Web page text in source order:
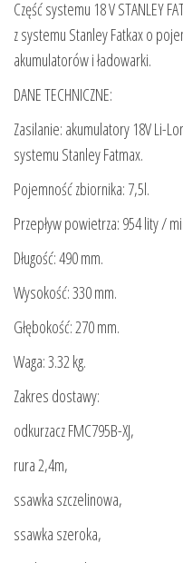
Część systemu 18 V STANLEY
z systemu Stanley Fatkax o
akumulatorów i ładowarki.
DANE TECHNICZNE:
Zasilanie: akumulatory 18V Li-
systemu Stanley Fatmax.
Pojemność zbiornika: 7,5l.
Przepływ powietrza: 954 lity /
Długość: 490 mm.
Wysokość: 330 mm.
Głębokość: 270 mm.
Waga: 3.32 kg.
Zakres dostawy:
odkurzacz FMC795B-XJ,
rura 2,4m,
ssawka szczelinowa,
ssawka szeroka,